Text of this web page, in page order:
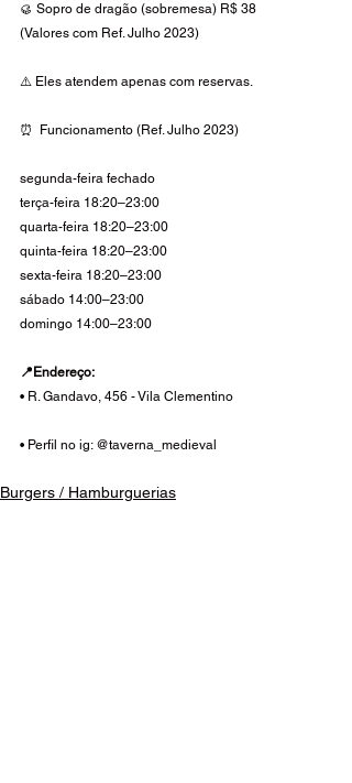
🥮 Sopro de dragão (sobremesa) R$ 38
(Valores com Ref. Julho 2023)
⚠️ Eles atendem apenas com reservas.
⏰  Funcionamento (Ref. Julho 2023)
segunda-feira fechado
terça-feira 18:20–23:00
quarta-feira 18:20–23:00
quinta-feira 18:20–23:00
sexta-feira 18:20–23:00
sábado 14:00–23:00
domingo 14:00–23:00
📍Endereço:
• R. Gandavo, 456 - Vila Clementino
• Perfil no ig: @taverna_medieval
Burgers / Hamburguerias